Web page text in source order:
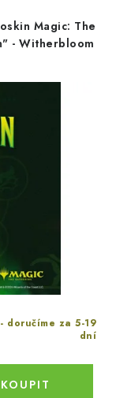
Magic: The
- Witherbloom
doručíme za 5-19
dní